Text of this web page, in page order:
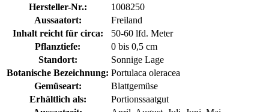
Hersteller-Nr.:
1008250
Aussaatort:
Freiland
Inhalt reicht für circa:
50-60 lfd. Meter
Pflanztiefe:
0 bis 0,5 cm
Standort:
Sonnige Lage
Botanische Bezeichnung: Portulaca oleracea
Gemüseart:
Blattgemüse
Erhältlich als:
Portionssaatgut